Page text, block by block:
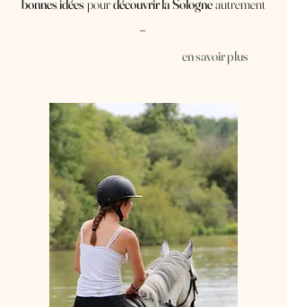
bonnes idéespourdécouvrir la Sologneautrement
...
en savoir plus